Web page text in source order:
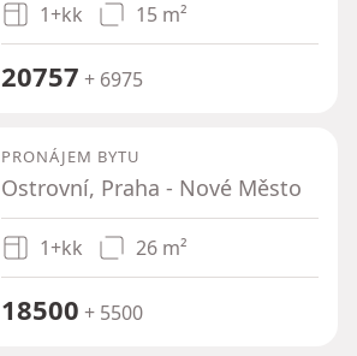
1+kk 15 m²
20757 + 6975
PRONÁJEM BYTU
Ostrovní, Praha - Nové Město
1+kk 26 m²
18500 + 5500